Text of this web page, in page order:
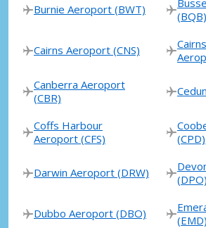
Burnie Aeroport (BWT)
(BQB)
Cairns Aeroport (CNS)
Canberra Aeroport
(CBR)
Coffs Harbour
Aeroport (CFS)
(CPD)
Darwin Aeroport (DRW)
(DPO)
Dubbo Aeroport (DBO)
(EMD)